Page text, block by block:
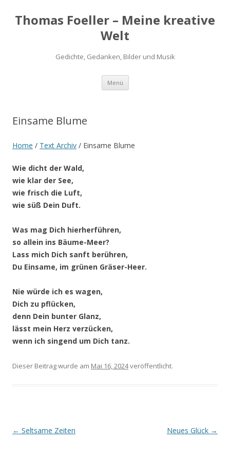
Thomas Foeller – Meine kreative
Welt
Gedichte, Gedanken, Bilder und Musik
Menü Zum
springen
Einsame Blume
Home / Text Archiv / Einsame Blume
Wie dicht der Wald,
wie klar der See,
wie frisch die Luft,
wie süß Dein Duft.
Was mag Dich hierherführen,
so allein ins Bäume-Meer?
Lass mich Dich sanft berühren,
Du Einsame, im grünen Gräser-Heer.
Nie würde ich es wagen,
Dich zu pflücken,
denn Dein bunter Glanz,
lässt mein Herz verzücken,
wenn ich singend um Dich tanz.
Dieser Beitrag wurde am Mai 16, 2024veröffentlicht.
Beitragsnavigation
← Seltsame Zeiten Neues Glück →